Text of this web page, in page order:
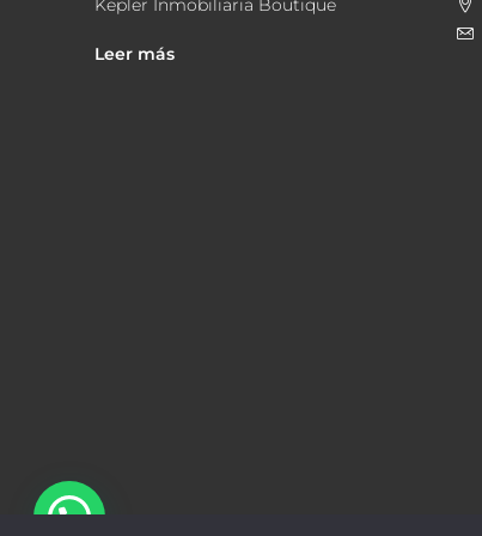
Kepler Inmobiliaria Boutique
Leer más